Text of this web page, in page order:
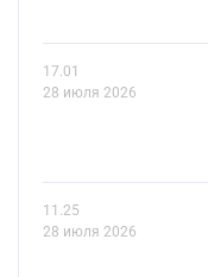
17.01
28 июля 2026
11.25
28 июля 2026